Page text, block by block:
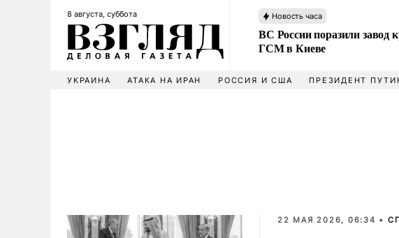
8 августа, суббота Новость часа
ВС России поразили завод
ГСМ в Киеве
УКРАИНА АТАКА НА ИРАН РОССИЯ И США ПРЕЗИДЕНТ
22 МАЯ 2026, 06:34 •